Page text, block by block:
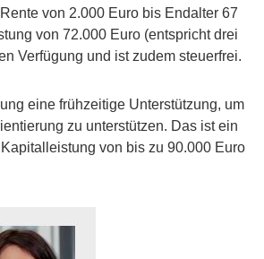
von 2.000 Euro bis Endalter 67
von 72.000 Euro (entspricht drei
Verfügung und ist zudem steuerfrei.
eine frühzeitige Unterstützung, um
zu unterstützen. Das ist ein
von bis zu 90.000 Euro